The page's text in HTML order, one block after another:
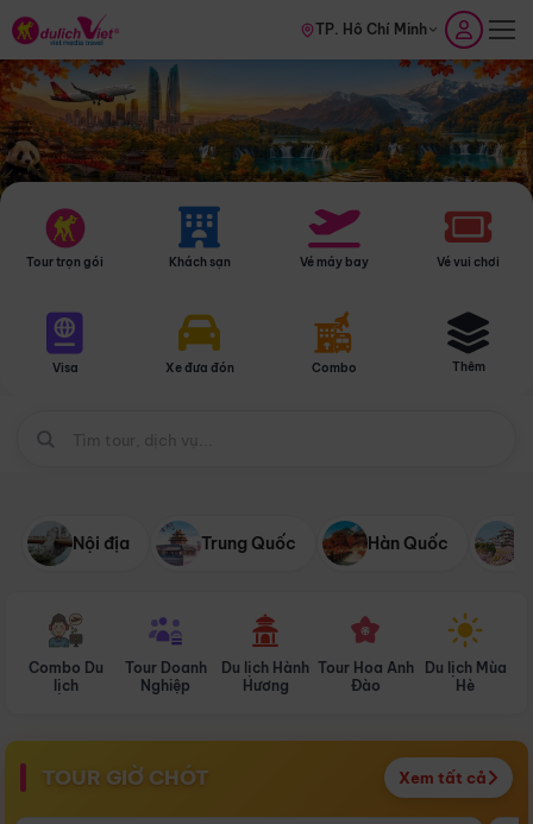
TP. Hồ Chí Minh
Tour trọn gói Khách sạn Vé máy bay Vé vui chơi
Visa Xe đưa đón Combo Thêm
Nội địa Trung Quốc Hàn Quốc
Combo Du
lịch
Tour Doanh
Nghiệp
Du lịch Hành
Hương
Tour Hoa Anh
Đào
Du lịch Mùa
Hè
TOUR GIỜ CHÓT Xem tất cả
Điểm nổi bật